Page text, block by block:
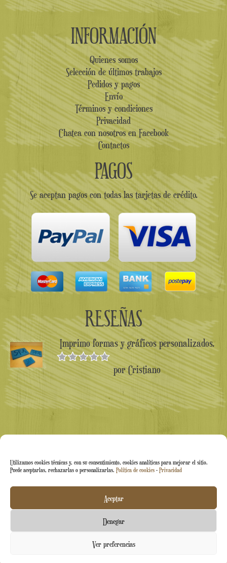
Utilizamos cookies técnicas y, con su consentimiento, cookies analíticas para mejorar el sitio.
Puede aceptarlas, rechazarlas o personalizarlas. Política de cookies - Privacidad
Aceptar
Denegar
Ver preferencias
INFORMACIÓN
Quienes somos
Selección de últimos trabajos
Pedidos y pagos
Envío
Términos y condiciones
Privacidad
Chatea con nosotros en Facebook
Contactos
PAGOS
Se aceptan pagos con todas las tarjetas de crédito.
RESEÑAS
Imprimo formas y gráficos personalizados.
Valorado en
5 de 5
por Cristiano
Arti&Inventive ® 2005-2026 | N.º IVA 05070120877 |
Empresa inscrita en el Registro de Artesanos CT-711169 |
Índice Económico-Administrativo (REA) CT-426037
Contáctenos